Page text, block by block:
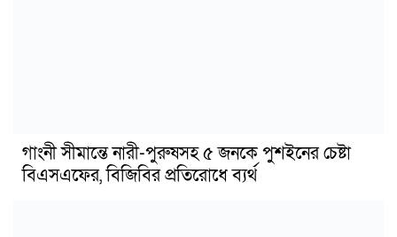
গাংনী সীমান্তে নারী-পুরুষসহ ৫ জনকে পুশইনের চেষ্টা
বিএসএফের, বিজিবির প্রতিরোধে ব্যর্থ